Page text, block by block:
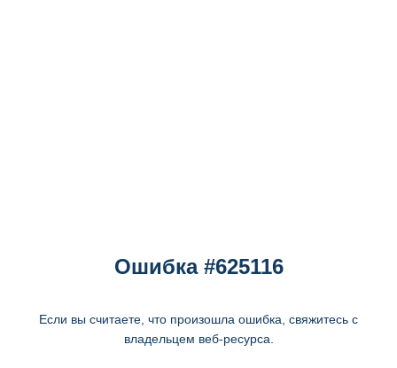
Ошибка #625116
Если вы считаете, что произошла ошибка, свяжитесь с
владельцем веб-ресурса.